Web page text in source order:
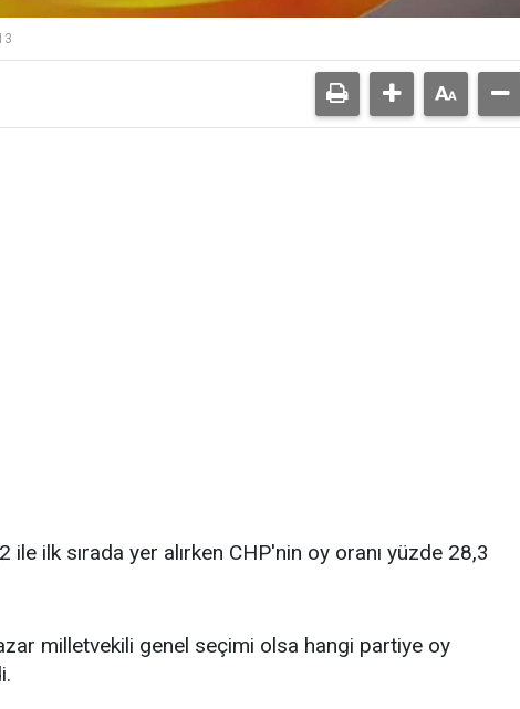
ilk sırada yer alırken CHP'nin oy oranı yüzde 28,3
milletvekili genel seçimi olsa hangi partiye oy